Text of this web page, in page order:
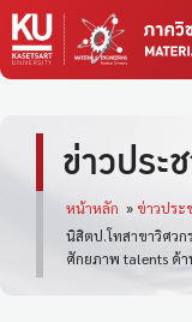
ข่าวปร
หน้าหลัก » ข่าวปร
นิสิตป.โทสาขาวิศวก
ศักยภาพ talents ด้า